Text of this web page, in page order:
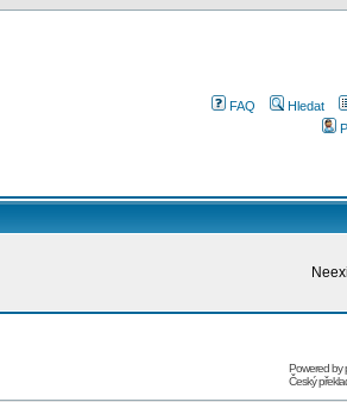
FAQ
Hledat
Powered by
Český